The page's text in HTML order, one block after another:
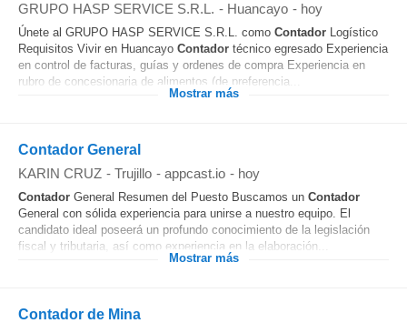
GRUPO HASP SERVICE S.R.L. - Huancayo - hoy
Únete al GRUPO HASP SERVICE S.R.L. como Contador Logístico
Requisitos Vivir en Huancayo Contador técnico egresado Experiencia
en control de facturas, guías y ordenes de compra Experiencia en
rubro de concesionaria de alimentos (de preferencia...
Mostrar más
Contador General
KARIN CRUZ - Trujillo - appcast.io - hoy
Contador General Resumen del Puesto Buscamos un Contador
General con sólida experiencia para unirse a nuestro equipo. El
candidato ideal poseerá un profundo conocimiento de la legislación
fiscal y tributaria, así como experiencia en la elaboración...
Mostrar más
Contador de Mina